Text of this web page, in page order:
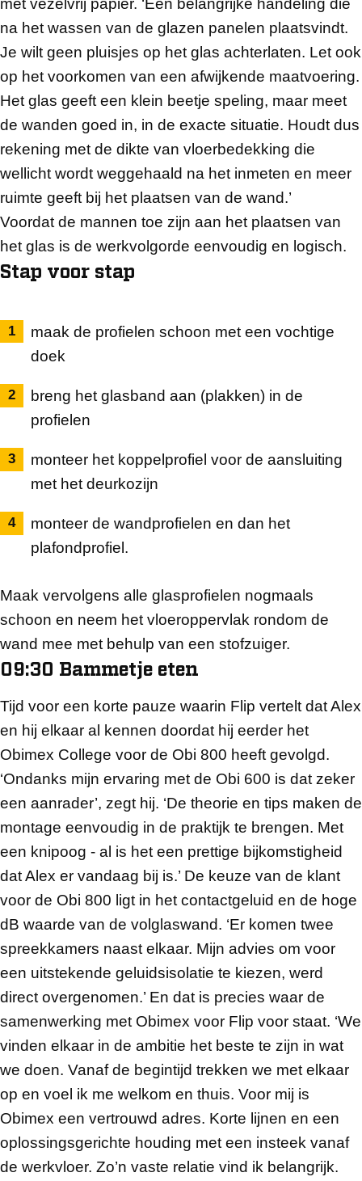
met vezelvrij papier. ‘Een belangrijke handeling die
na het wassen van de glazen panelen plaatsvindt.
Je wilt geen pluisjes op het glas achterlaten. Let ook
op het voorkomen van een afwijkende maatvoering.
Het glas geeft een klein beetje speling, maar meet
de wanden goed in, in de exacte situatie. Houdt dus
rekening met de dikte van vloerbedekking die
wellicht wordt weggehaald na het inmeten en meer
ruimte geeft bij het plaatsen van de wand.’
Voordat de mannen toe zijn aan het plaatsen van
het glas is de werkvolgorde eenvoudig en logisch.
Stap voor stap
maak de profielen schoon met een vochtige
doek
breng het glasband aan (plakken) in de
profielen
monteer het koppelprofiel voor de aansluiting
met het deurkozijn
monteer de wandprofielen en dan het
plafondprofiel.
Maak vervolgens alle glasprofielen nogmaals
schoon en neem het vloeroppervlak rondom de
wand mee met behulp van een stofzuiger.
09:30 Bammetje eten
Tijd voor een korte pauze waarin Flip vertelt dat Alex
en hij elkaar al kennen doordat hij eerder het
Obimex College voor de Obi 800 heeft gevolgd.
‘Ondanks mijn ervaring met de Obi 600 is dat zeker
een aanrader’, zegt hij. ‘De theorie en tips maken de
montage eenvoudig in de praktijk te brengen. Met
een knipoog - al is het een prettige bijkomstigheid
dat Alex er vandaag bij is.’ De keuze van de klant
voor de Obi 800 ligt in het contactgeluid en de hoge
dB waarde van de volglaswand. ‘Er komen twee
spreekkamers naast elkaar. Mijn advies om voor
een uitstekende geluidsisolatie te kiezen, werd
direct overgenomen.’ En dat is precies waar de
samenwerking met Obimex voor Flip voor staat. ‘We
vinden elkaar in de ambitie het beste te zijn in wat
we doen. Vanaf de begintijd trekken we met elkaar
op en voel ik me welkom en thuis. Voor mij is
Obimex een vertrouwd adres. Korte lijnen en een
oplossingsgerichte houding met een insteek vanaf
de werkvloer. Zo’n vaste relatie vind ik belangrijk.